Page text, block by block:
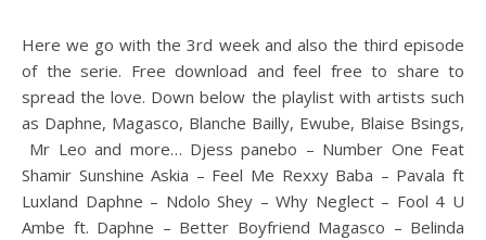
Here we go with the 3rd week and also the third episode
of the serie. Free download and feel free to share to
spread the love. Down below the playlist with artists such
as Daphne, Magasco, Blanche Bailly, Ewube, Blaise Bsings,
Mr Leo and more… Djess panebo – Number One Feat
Shamir Sunshine Askia – Feel Me Rexxy Baba – Pavala ft
Luxland Daphne – Ndolo Shey – Why Neglect – Fool 4 U
Ambe ft. Daphne – Better Boyfriend Magasco – Belinda